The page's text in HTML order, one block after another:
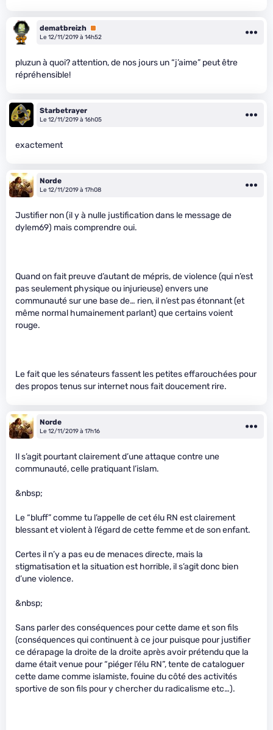
dematbreizh Premium
Le 12/11/2019 à 14h52
pluzun à quoi? attention, de nos jours un “j’aime” peut être
répréhensible!
Starbetrayer
Le 12/11/2019 à 16h05
exactement
Norde
Le 12/11/2019 à 17h08
Justifier non (il y à nulle justification dans le message de
dylem69) mais comprendre oui.
Quand on fait preuve d’autant de mépris, de violence (qui n’est
pas seulement physique ou injurieuse) envers une
communauté sur une base de… rien, il n’est pas étonnant (et
même normal humainement parlant) que certains voient
rouge.
Le fait que les sénateurs fassent les petites effarouchées pour
des propos tenus sur internet nous fait doucement rire.
Norde
Le 12/11/2019 à 17h16
Il s’agit pourtant clairement d’une attaque contre une
communauté, celle pratiquant l’islam.
&nbsp;
Le “bluff” comme tu l’appelle de cet élu RN est clairement
blessant et violent à l’égard de cette femme et de son enfant.
Certes il n’y a pas eu de menaces directe, mais la
stigmatisation et la situation est horrible, il s’agit donc bien
d’une violence.
&nbsp;
Sans parler des conséquences pour cette dame et son fils
(conséquences qui continuent à ce jour puisque pour justifier
ce dérapage la droite de la droite après avoir prétendu que la
dame était venue pour “piéger l’élu RN”, tente de cataloguer
cette dame comme islamiste, fouine du côté des activités
sportive de son fils pour y chercher du radicalisme etc…).